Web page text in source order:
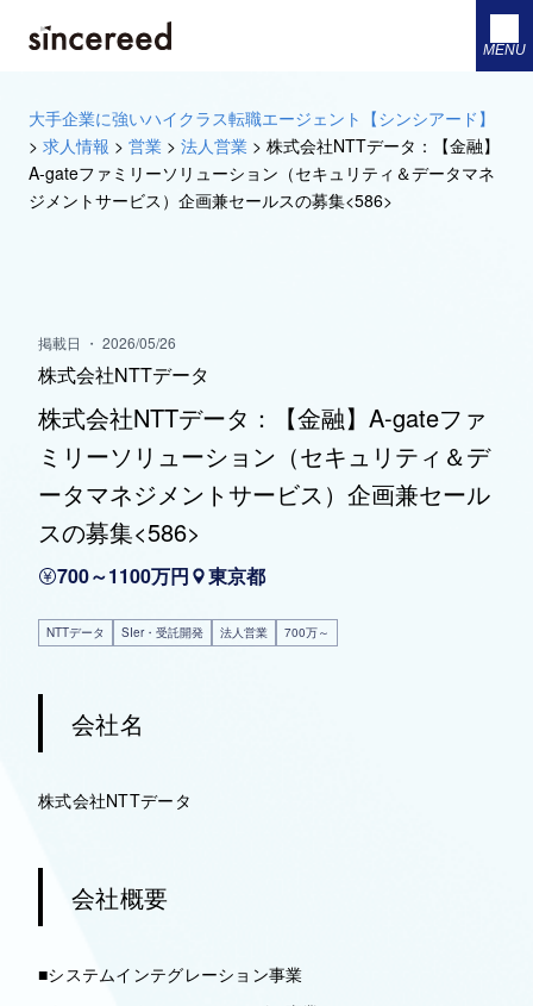
MENU
大手企業に強いハイクラス転職エージェント【シンシアード】
> 求人情報 > 営業 > 法人営業 > 株式会社NTTデータ：【金融】
A-gateファミリーソリューション（セキュリティ＆データマネ
ジメントサービス）企画兼セールスの募集<586>
掲載日 ・ 2026/05/26
株式会社NTTデータ
株式会社NTTデータ：【金融】A-gateファ
ミリーソリューション（セキュリティ＆デ
ータマネジメントサービス）企画兼セール
スの募集<586>
700～1100万円 東京都
NTTデータ SIer・受託開発 法人営業 700万～
会社名
株式会社NTTデータ
会社概要
■システムインテグレーション事業